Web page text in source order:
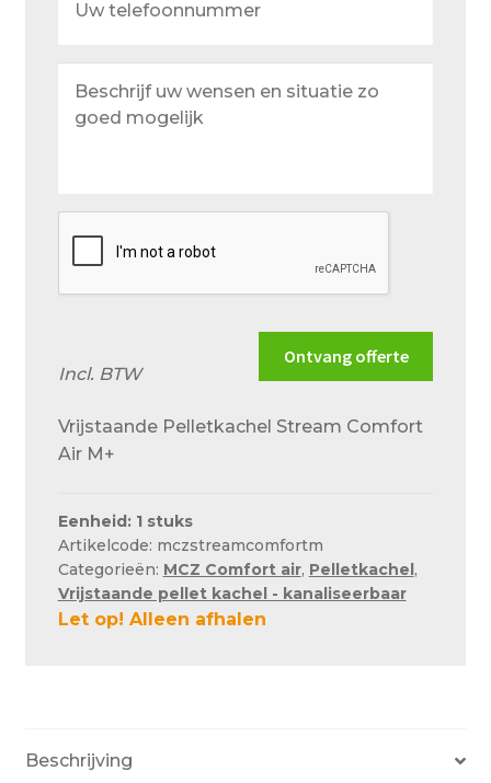
telefoonnummer
uw
wensen
Ontvang offerte
Incl. BTW
Vrijstaande Pelletkachel Stream Comfort
Air M+
Eenheid: 1 stuks
Artikelcode: mczstreamcomfortm
Categorieën: MCZ Comfort air, Pelletkachel,
Vrijstaande pellet kachel - kanaliseerbaar
Let op! Alleen afhalen
Beschrijving